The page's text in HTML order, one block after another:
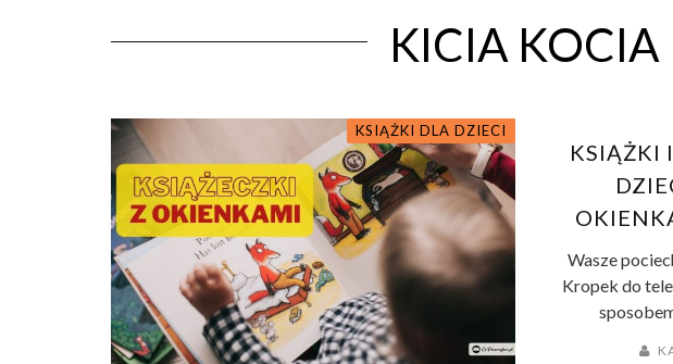
KICIA KOCIA
KSIĄŻKI DLA DZIECI
KSIĄŻKI
Wasze
Kropek do